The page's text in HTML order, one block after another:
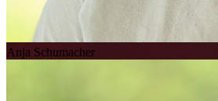
Anja Schumacher